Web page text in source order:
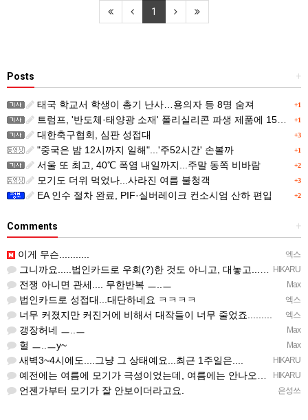
1
+
Posts
+1
태국 학교서 학생이 총기 난사…용의자 등 8명 숨져
+1
트럼프, '반도체·태양광 소재' 폴리실리콘 파생 제품에 15% 관세...한국 기업도 영향
+3
대한축구협회, 심판 성접대
+1
"중국은 밤 12시까지 일해"...'주52시간' 손볼까
+2
서울 또 최고, 40℃ 폭염 내일까지...주말 동쪽 비바람
+3
모기도 더위 먹었나...사라진 여름 불청객
+2
EA 인수 절차 완료, PIF·실버레이크 컨소시엄 산하 편입
+
Comments
엑스
이게 무슨...........
HIKARU
그니까요.....법인카드로 우회(?)한 것도 아니고, 대놓고...ㅋ ㅋ)
Max
전쟁 아니면 관세.... 무한반복 ㅡ..ㅡ
엑스
법인카드로 성접대...대단하네요 ㅋㅋㅋㅋ
엑스
너무 커졌지만 커진거에 비해서 대작들이 너무 줄었죠.........
Max
갱장허네 ㅡ..ㅡ
Max
헐 ㅡ..ㅡy~
HIKARU
새벽3~4시에도....그냥 그 상태예요...최근 1주일은....
HIKARU
예전에는 여름에 모기가 극성이었는데, 여름에는 안나오는 것 같은.....ㅎ ㅎ)
은성쓰
언젠가부터 모기가 잘 안보이더라고요.